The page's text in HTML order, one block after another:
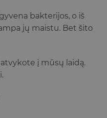
bakterijos, o iš
jų maistu. Bet šito
atvykote į mūsų laidą.